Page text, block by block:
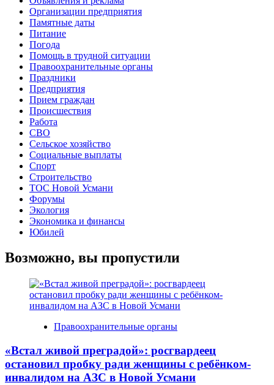
Организации предприятия
Памятные даты
Питание
Погода
Помощь в трудной ситуации
Правоохранительные органы
Праздники
Предприятия
Прием граждан
Происшествия
Работа
СВО
Сельское хозяйство
Социальные выплаты
Спорт
Строительство
ТОС Новой Усмани
Форумы
Экология
Экономика и финансы
Юбилей
Возможно, вы пропустили
Правоохранительные органы
«Встал живой преградой»: росгвардеец
остановил пробку ради женщины с ребёнком-
инвалидом на АЗС в Новой Усмани